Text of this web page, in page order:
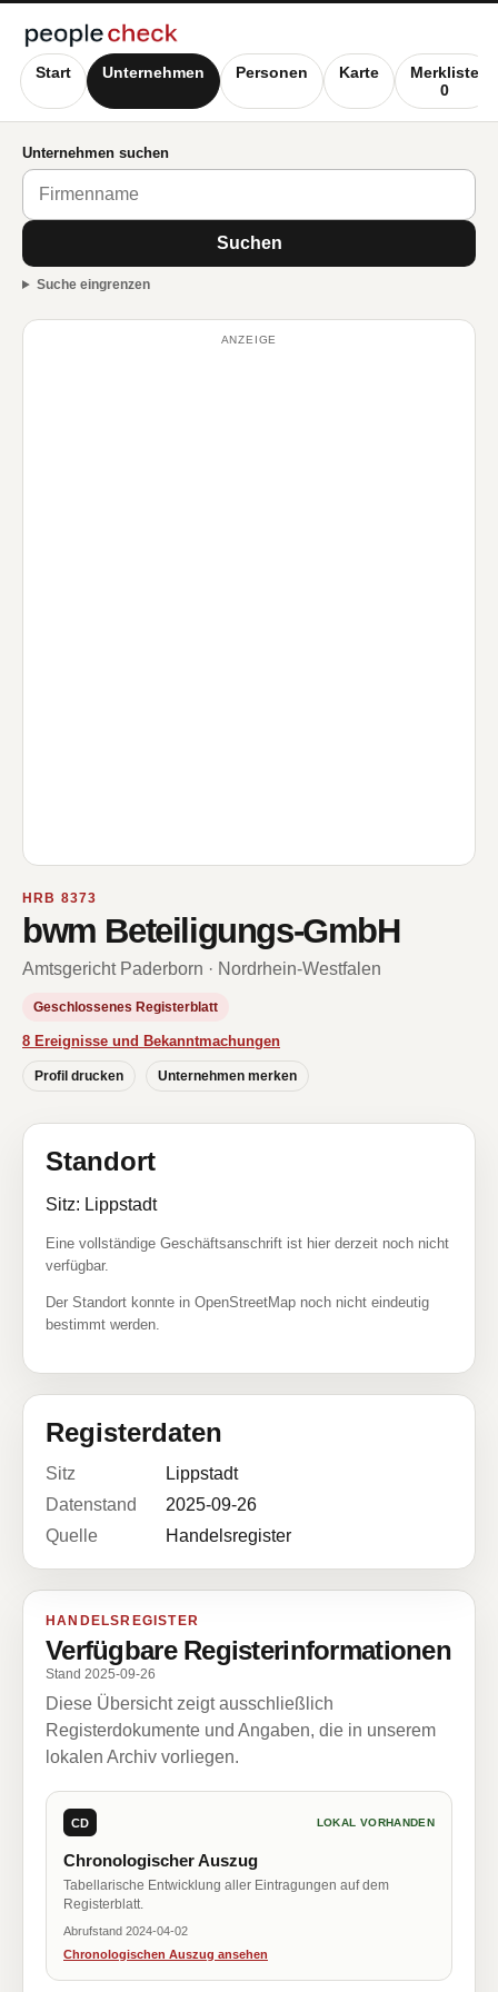
Start Unternehmen Personen Karte
Merkliste
0
Unternehmen suchen
Suchen
Suche eingrenzen
ANZEIGE
HRB 8373
bwm Beteiligungs-GmbH
Amtsgericht Paderborn · Nordrhein-Westfalen
Geschlossenes Registerblatt
8 Ereignisse und Bekanntmachungen
Profil drucken Unternehmen merken
Standort
Sitz: Lippstadt
Eine vollständige Geschäftsanschrift ist hier derzeit noch nicht
verfügbar.
Der Standort konnte in OpenStreetMap noch nicht eindeutig
bestimmt werden.
Registerdaten
Sitz
Lippstadt
Datenstand
2025-09-26
Quelle
Handelsregister
HANDELSREGISTER
Verfügbare Registerinformationen
Stand 2025-09-26
Diese Übersicht zeigt ausschließlich
Registerdokumente und Angaben, die in unserem
lokalen Archiv vorliegen.
CD LOKAL VORHANDEN
Chronologischer Auszug
Tabellarische Entwicklung aller Eintragungen auf dem
Registerblatt.
Abrufstand 2024-04-02
Chronologischen Auszug ansehen